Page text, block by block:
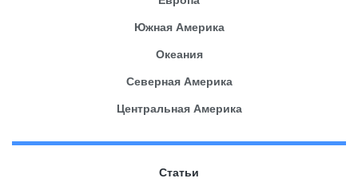
Южная Америка
Океания
Северная Америка
Центральная Америка
Статьи